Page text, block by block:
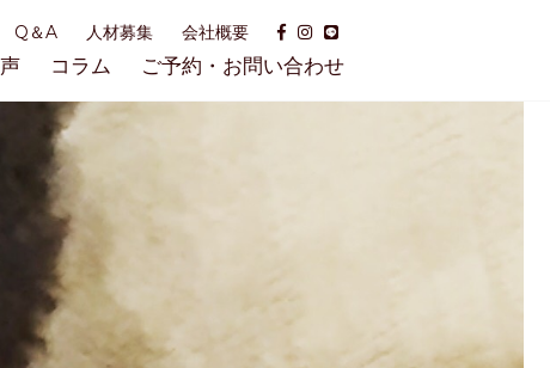
Q＆A 人材募集 会社概要
コラム ご予約・お問い合わせ